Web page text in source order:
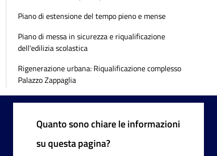
Piano di estensione del tempo pieno e mense
Piano di messa in sicurezza e riqualificazione
dell'edilizia scolastica
Rigenerazione urbana: Riqualificazione complesso
Palazzo Zappaglia
Quanto sono chiare le informazioni
su questa pagina?